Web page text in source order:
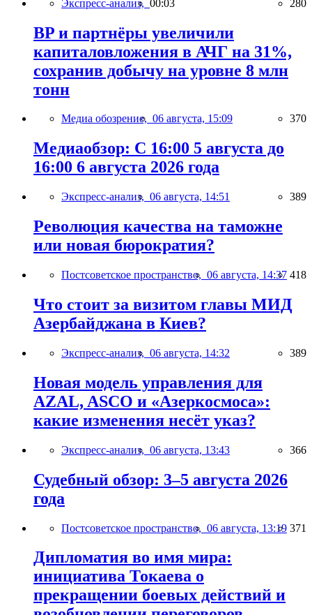
Экспресс-анализ, 00:03 280
BP и партнёры увеличили
капиталовложения в АЧГ на 31%,
сохранив добычу на уровне 8 млн
тонн
Медиа обозрение, 06 августа, 15:09 370
Медиаобзор: С 16:00 5 августа до
16:00 6 августа 2026 года
Экспресс-анализ, 06 августа, 14:51 389
Революция качества на таможне
или новая бюрократия?
Постсоветское пространство, 06 августа, 14:37 418
Что стоит за визитом главы МИД
Азербайджана в Киев?
Экспресс-анализ, 06 августа, 14:32 389
Новая модель управления для
AZAL, ASCO и «Азеркосмоса»:
какие изменения несёт указ?
Экспресс-анализ, 06 августа, 13:43 366
Судебный обзор: 3–5 августа 2026
года
Постсоветское пространство, 06 августа, 13:19 371
Дипломатия во имя мира:
инициатива Токаева о
прекращении боевых действий и